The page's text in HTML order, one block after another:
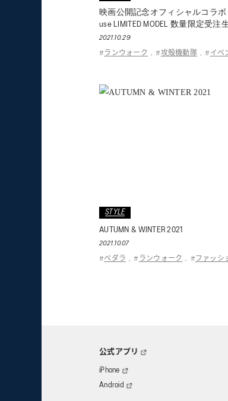
映画公開記念オフィシャルコラボ
use LIMITED MODEL 数量限定受注
2021.10.29
# ランウォーク , # 攻殻機動隊 , # イベ
STYLE
AUTUMN & WINTER 2021
2021.10.07
# ペダラ , # ランウォーク , # ファッシ
公式アプリ
iPhone
Android